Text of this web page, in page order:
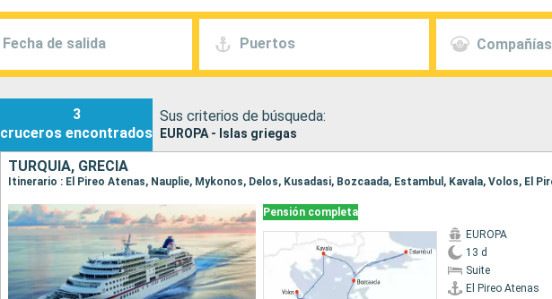
Fecha de salida Puertos Compañías
3
cruceros encontrados
Sus criterios de búsqueda:
EUROPA - Islas griegas
TURQUÍA, GRECIA
Pensión completa
EUROPA
13 d
Suite
El Pireo Atenas